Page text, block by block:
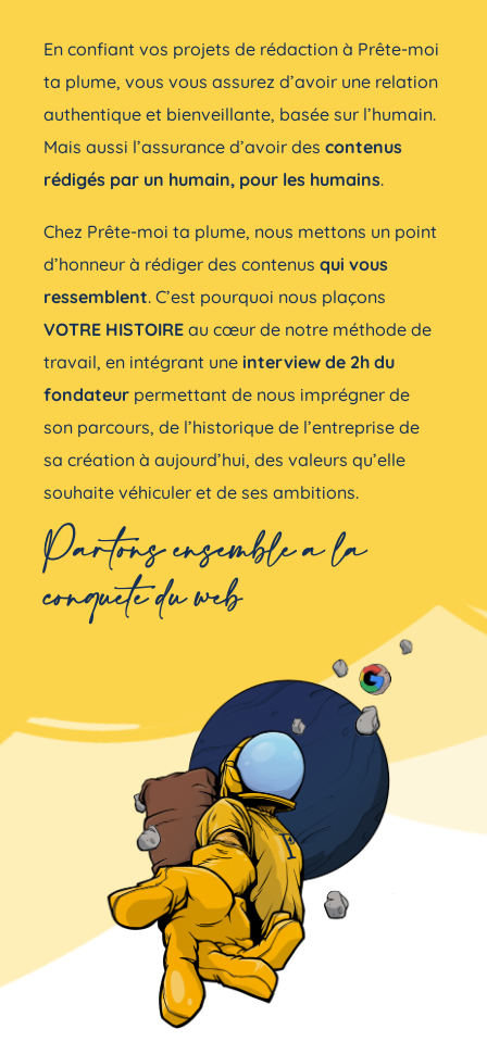
En confiant vos projets de rédaction à Prête-moi
ta plume, vous vous assurez d’avoir une relation
authentique et bienveillante, basée sur l’humain.
Mais aussi l’assurance d’avoir descontenus
rédigés par un humain, pour les humains.
Chez Prête-moi ta plume, nous mettons un point
d’honneur à rédiger des contenusqui vous
ressemblent. C’est pourquoi nous plaçons
VOTRE HISTOIRE au cœur de notre méthode de
travail, en intégrant uneinterview de 2h du
fondateur permettant de nous imprégner de
son parcours, de l’historique de l’entreprise de
sa création à aujourd’hui, des valeurs qu’elle
souhaite véhiculer et de ses ambitions.
Partons ensemble à la
conquête du web